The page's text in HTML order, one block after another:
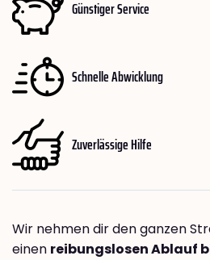
Günstiger Service
Schnelle Abwicklung
Zuverlässige Hilfe
Wir nehmen dir den ganzen
einen reibungslosen Ablauf